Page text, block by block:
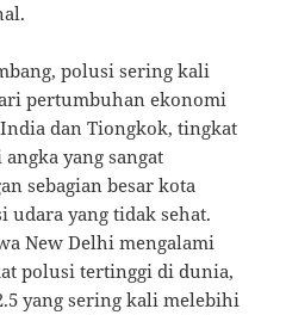
polusi sering kali
pertumbuhan ekonomi
dan Tiongkok, tingkat
yang sangat
sebagian besar kota
udara yang tidak sehat.
New Delhi mengalami
polusi tertinggi di dunia,
yang sering kali melebihi